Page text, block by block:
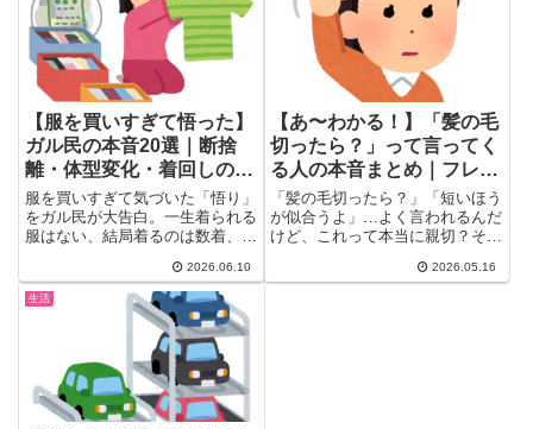
【服を買いすぎて悟った】
ガル民の本音20選｜断捨
離・体型変化・着回しのリ
アル
服を買いすぎて気づいた「悟り」
をガル民が大告白。一生着られる
服はない、結局着るのは数着、体
回し・メルカリ・収納のリアルな
本音20選を、+評価の高いコメン
ト付きで紹介。クローゼット整理
や服の断捨離のヒントにもなる、
30〜50代女性に刺さるまとめで
2026.06.10
【あ〜わかる！】「髪の毛
切ったら？」って言ってく
る人の本音まとめ｜フレネ
ミー説から毒親・モラハラ
までガル民が全力分析
「髪の毛切ったら？」「短いほう
が似合うよ」…よく言われるんだ
けど、これって本当に親切？それ
2026.05.16
生活